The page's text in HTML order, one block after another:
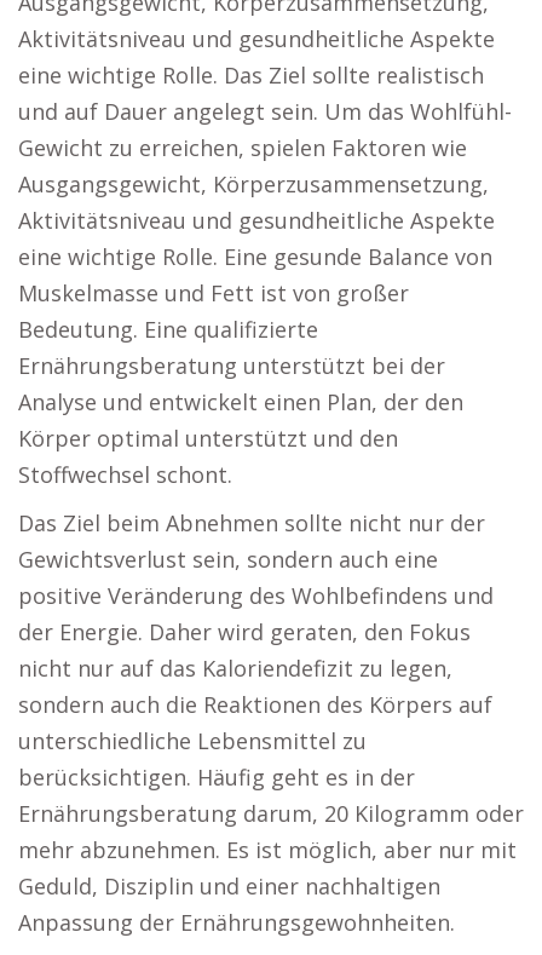
Aktivitätsniveau und gesundheitliche Aspekte
eine wichtige Rolle. Das Ziel sollte realistisch
und auf Dauer angelegt sein. Um das Wohlfühl-
Gewicht zu erreichen, spielen Faktoren wie
Ausgangsgewicht, Körperzusammensetzung,
Aktivitätsniveau und gesundheitliche Aspekte
eine wichtige Rolle. Eine gesunde Balance von
Muskelmasse und Fett ist von großer
Bedeutung. Eine qualifizierte
Ernährungsberatung unterstützt bei der
Analyse und entwickelt einen Plan, der den
Körper optimal unterstützt und den
Stoffwechsel schont.
Das Ziel beim Abnehmen sollte nicht nur der
Gewichtsverlust sein, sondern auch eine
positive Veränderung des Wohlbefindens und
der Energie. Daher wird geraten, den Fokus
nicht nur auf das Kaloriendefizit zu legen,
sondern auch die Reaktionen des Körpers auf
unterschiedliche Lebensmittel zu
berücksichtigen. Häufig geht es in der
Ernährungsberatung darum, 20 Kilogramm oder
mehr abzunehmen. Es ist möglich, aber nur mit
Geduld, Disziplin und einer nachhaltigen
Anpassung der Ernährungsgewohnheiten.